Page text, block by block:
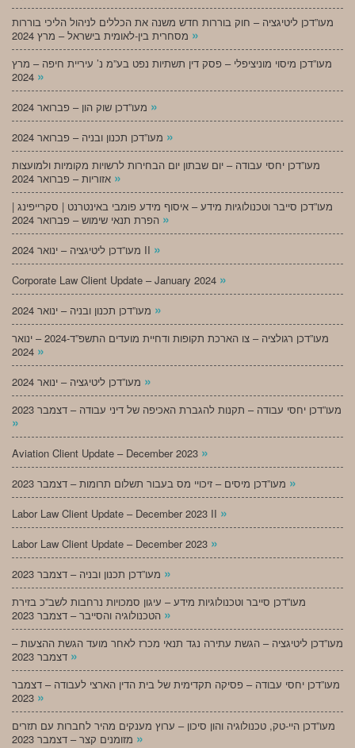
מעו”דכן ליטיגציה – חוק בוררות חדש משנה את הכללים לניהול הליכי בוררות
»
מעו”דכן מיסוי מוניציפלי – פסק דין תשתיות נפט בע”מ נ’ עיריית חיפה – מרץ
»
»
»
מעו”דכן יחסי עבודה – יום שבתון יום הבחירות לרשויות מקומיות ולמועצות
»
מעו”דכן סייבר וטכנולוגיות מידע – איסוף מידע פומבי באינטרנט | סקרייפינג |
»
מעו”דכן ליטיגציה – ינואר 2024 II »
Corporate Law Client Update – January 2024 »
»
מעו”דכן רגולציה – צו הארכת תקופות ודחיית מועדים התשפ”ד-2024 – ינואר
»
»
מעו”דכן יחסי עבודה – תקנות להגברת האכיפה של דיני עבודה – דצמבר 2023
»
Aviation Client Update – December 2023 »
»
Labor Law Client Update – December 2023 II »
Labor Law Client Update – December 2023 »
»
מעו”דכן סייבר וטכנולוגיות מידע – עיגון סמכויות נרחבות לשב”כ בזירת
»
מעו”דכן ליטיגציה – הגשת עתירה נגד תנאי מכרז לאחר מועד הגשת ההצעות –
»
מעו”דכן יחסי עבודה – פסיקה תקדימית של בית הדין הארצי לעבודה – דצמבר
»
מעו”דכן היי-טק, טכנולוגיה והון סיכון – ערוץ מענקים מהיר לחברות עם תזרים
»